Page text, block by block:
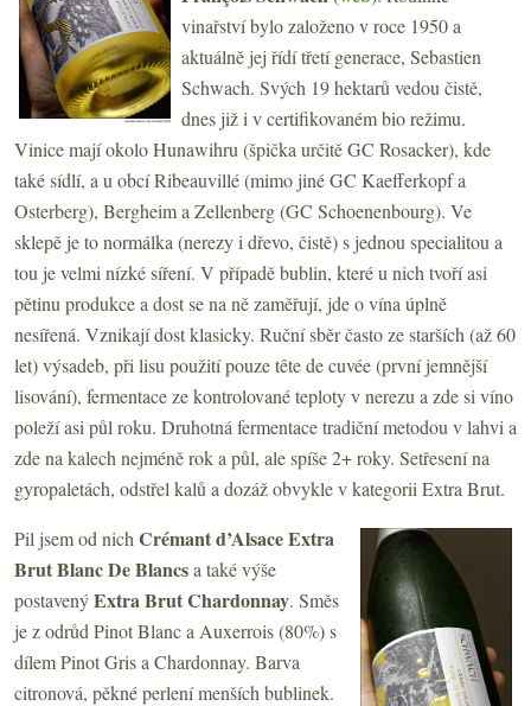
vinařství bylo založeno v roce 1950 a
aktuálně jej řídí třetí generace, Sebastien
Schwach. Svých 19 hektarů vedou čistě,
dnes již i v certifikovaném bio režimu.
Vinice mají okolo Hunawihru (špička určitě GC Rosacker), kde
také sídlí, a u obcí Ribeauvillé (mimo jiné GC Kaefferkopf a
Osterberg), Bergheim a Zellenberg (GC Schoenenbourg). Ve
sklepě je to normálka (nerezy i dřevo, čistě) s jednou specialitou a
tou je velmi nízké síření. V případě bublin, které u nich tvoří asi
pětinu produkce a dost se na ně zaměřují, jde o vína úplně
nesířená. Vznikají dost klasicky. Ruční sběr často ze starších (až 60
let) výsadeb, při lisu použití pouze tête de cuvée (první jemnější
lisování), fermentace ze kontrolované teploty v nerezu a zde si víno
poleží asi půl roku. Druhotná fermentace tradiční metodou v lahvi a
zde na kalech nejméně rok a půl, ale spíše 2+ roky. Setřesení na
gyropaletách, odstřel kalů a dozáž obvykle v kategorii Extra Brut.
Pil jsem od nich Crémant d’Alsace Extra
Brut Blanc De Blancsa také výše
postavenýExtra Brut Chardonnay. Směs
je z odrůd Pinot Blanc a Auxerrois (80%) s
dílem Pinot Gris a Chardonnay. Barva
citronová, pěkné perlení menších bublinek.